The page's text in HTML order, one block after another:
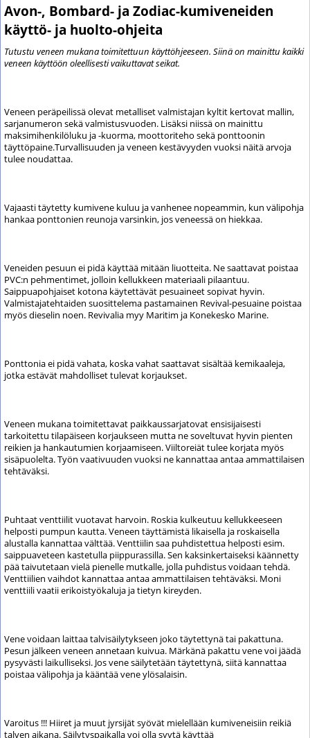
Avon-, Bombard- ja Zodiac-kumiveneiden
käyttö- ja huolto-ohjeita
Tutustu veneen mukana toimitettuun käyttöhjeeseen. Siinä on mainittu kaikki
veneen käyttöön oleellisesti vaikuttavat seikat.
Veneen peräpeilissä olevat metalliset valmistajan kyltit kertovat mallin,
sarjanumeron sekä valmistusvuoden. Lisäksi niissä on mainittu
maksimihenkilöluku ja -kuorma, moottoriteho sekä ponttoonin
täyttöpaine.Turvallisuuden ja veneen kestävyyden vuoksi näitä arvoja
tulee noudattaa.
Vajaasti täytetty kumivene kuluu ja vanhenee nopeammin, kun välipohja
hankaa ponttonien reunoja varsinkin, jos veneessä on hiekkaa.
Veneiden pesuun ei pidä käyttää mitään liuotteita. Ne saattavat poistaa
PVC:n pehmentimet, jolloin kellukkeen materiaali pilaantuu.
Saippuapohjaiset kotona käytettävät pesuaineet sopivat hyvin.
Valmistajatehtaiden suosittelema pastamainen Revival-pesuaine poistaa
myös dieselin noen. Revivalia myy Maritim ja Konekesko Marine.
Ponttonia ei pidä vahata, koska vahat saattavat sisältää kemikaaleja,
jotka estävät mahdolliset tulevat korjaukset.
Veneen mukana toimitettavat paikkaussarjatovat ensisijaisesti
tarkoitettu tilapäiseen korjaukseen mutta ne soveltuvat hyvin pienten
reikien ja hankautumien korjaamiseen. Viiltoreiät tulee korjata myös
sisäpuolelta. Työn vaativuuden vuoksi ne kannattaa antaa ammattilaisen
tehtäväksi.
Puhtaat venttiilit vuotavat harvoin. Roskia kulkeutuu kellukkeeseen
helposti pumpun kautta. Veneen täyttämistä likaisella ja roskaisella
alustalla kannattaa välttää. Venttiilin saa puhdistettua helposti esim.
saippuaveteen kastetulla piippurassilla. Sen kaksinkertaiseksi käännetty
pää taivutetaan vielä pienelle mutkalle, jolla puhdistus voidaan tehdä.
Venttiilien vaihdot kannattaa antaa ammattilaisen tehtäväksi. Moni
venttiili vaatii erikoistyökaluja ja tietyn kireyden.
Vene voidaan laittaa talvisäilytykseen joko täytettynä tai pakattuna.
Pesun jälkeen veneen annetaan kuivua. Märkänä pakattu vene voi jäädä
pysyvästi laikulliseksi. Jos vene säilytetään täytettynä, siitä kannattaa
poistaa välipohja ja kääntää vene ylösalaisin.
Varoitus !!! Hiiret ja muut jyrsijät syövät mielellään kumiveneisiin reikiä
talven aikana. Säilytyspaikalla voi olla syytä käyttää